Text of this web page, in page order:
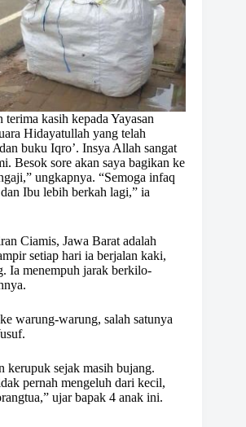
terima kasih kepada Yayasan
Hidayatullah yang telah
buku Iqro’. Insya Allah sangat
Besok sore akan saya bagikan ke
ungkapnya. “Semoga infaq
Ibu lebih berkah lagi,” ia
Ciamis, Jawa Barat adalah
setiap hari ia berjalan kaki,
Ia menempuh jarak berkilo-
warung-warung, salah satunya
kerupuk sejak masih bujang.
pernah mengeluh dari kecil,
ujar bapak 4 anak ini.